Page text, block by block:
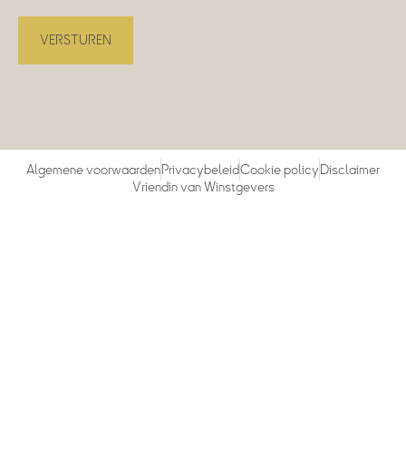
Algemene voorwaardenPrivacybeleidCookie policyDisclaimer
Vriendin van Winstgevers